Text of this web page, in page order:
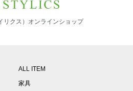
リクス）オンラインショップ
ALL ITEM
家具